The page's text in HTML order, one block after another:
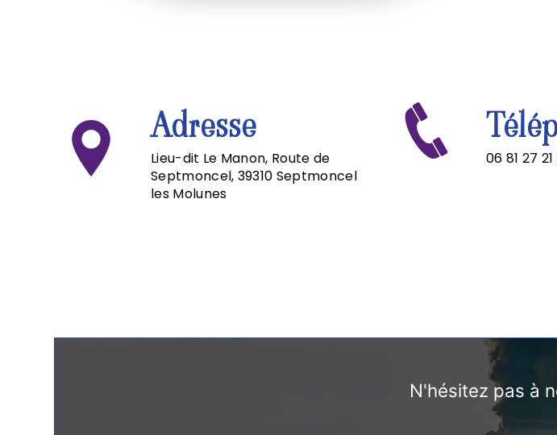
Adresse
Lieu-dit Le Manon, Route de
Septmoncel, 39310 Septmoncel
les Molunes
06 81 27
N'hésitez pas à